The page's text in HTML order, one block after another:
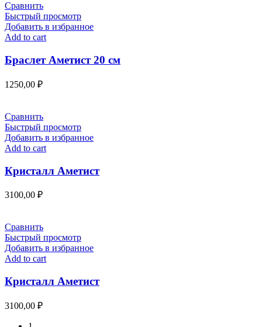
Сравнить
Быстрый просмотр
Добавить в избранное
Add to cart
Браслет Аметист 20 см
1250,00 ₽
Сравнить
Быстрый просмотр
Добавить в избранное
Add to cart
Кристалл Аметист
3100,00 ₽
Сравнить
Быстрый просмотр
Добавить в избранное
Add to cart
Кристалл Аметист
3100,00 ₽